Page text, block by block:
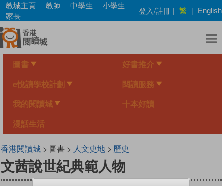
Skip
main
content
教城主頁 教師 中學生
小學生
家長
登入/註冊 | 繁 | English
圖書 好書推介
e悅讀學校計劃 閱讀服務
我的閱讀城 十本好讀
漫話生活
香港閱讀城> 圖書 > 人文史地> 歷史
文茜說世紀典範人物